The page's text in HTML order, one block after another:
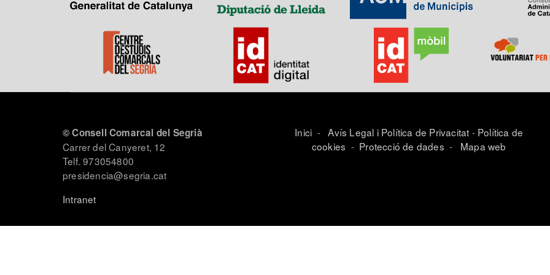
© Consell Comarcal del Segrià
Carrer del Canyeret, 12
Telf. 973054800
presidencia@segria.cat
Intranet
Inici -Avís Legal i Política de Privacitat - Política de
cookies - Protecció de dades - Mapa web